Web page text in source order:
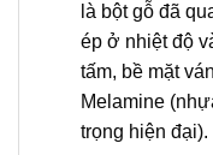
là bột gỗ đã
ép ở nhiệt độ
tấm, bề mặt
Melamine
trọng hiện đại).